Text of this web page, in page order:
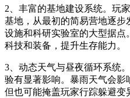
2、丰富的基地建设系统。玩
基地，从最初的简易营地逐
设施和科研实验室的大型据
科技和装备，提升生存能力。
3、动态天气与昼夜循环系统
验有显著影响。暴雨天气会影
但也可能掩盖玩家行踪躲避